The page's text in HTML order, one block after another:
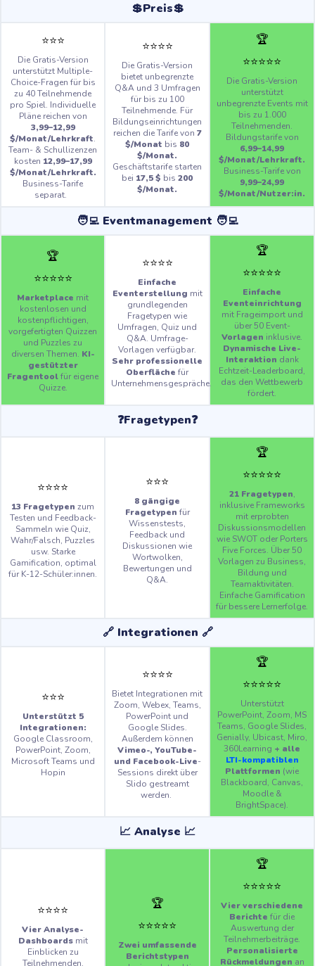
💲Preis💲
⭐️⭐️⭐️
Die Gratis-Version
unterstützt Multiple-
Choice-Fragen für bis
zu 40 Teilnehmende
pro Spiel. Individuelle
Pläne reichen von
3,99–12,99
$/Monat/Lehrkraft.
Team- & Schullizenzen
kosten 12,99–17,99
$/Monat/Lehrkraft.
Business-Tarife
separat.
⭐️⭐️⭐️⭐️
Die Gratis-Version
bietet unbegrenzte
Q&A und 3 Umfragen
für bis zu 100
Teilnehmende. Für
Bildungseinrichtungen
reichen die Tarife von 7
$/Monat bis 80
$/Monat.
Geschäftstarife starten
bei 17,5 $ bis 200
$/Monat.
🏆
⭐️⭐️⭐️⭐️⭐️
Die Gratis-Version
unterstützt
unbegrenzte Events mit
bis zu 1.000
Teilnehmenden.
Bildungstarife von
6,99–14,99
$/Monat/Lehrkraft.
Business-Tarife von
9,99–24,99
$/Monat/Nutzer:in.
🧑‍💻 Eventmanagement 🧑‍💻
🏆
⭐️⭐️⭐️⭐️⭐️
Marketplace mit
kostenlosen und
kostenpflichtigen,
vorgefertigten Quizzen
und Puzzles zu
diversen Themen. KI-
gestützter
Fragentoolfür eigene
Quizze.
⭐️⭐️⭐️⭐️
Einfache
Eventerstellung mit
grundlegenden
Fragetypen wie
Umfragen, Quiz und
Q&A. Umfrage-
Vorlagen verfügbar.
Sehr professionelle
Oberfläche für
Unternehmensgespräche.
🏆
⭐️⭐️⭐️⭐️⭐️
Einfache
Eventeinrichtung
mit Frageimport und
über 50 Event-
Vorlagen inklusive.
Dynamische Live-
Interaktion dank
Echtzeit-Leaderboard,
das den Wettbewerb
fördert.
❓Fragetypen❓
⭐️⭐️⭐️⭐️
13 Fragetypen zum
Testen und Feedback-
Sammeln wie Quiz,
Wahr/Falsch, Puzzles
usw. Starke
Gamification, optimal
für K-12-Schüler:innen.
⭐️⭐️⭐️
8 gängige
Fragetypen für
Wissenstests,
Feedback und
Diskussionen wie
Wortwolken,
Bewertungen und
Q&A.
🏆
⭐️⭐️⭐️⭐️⭐️
21 Fragetypen,
inklusive Frameworks
mit erprobten
Diskussionsmodellen
wie SWOT oder Porters
Five Forces. Über 50
Vorlagen zu Business,
Bildung und
Teamaktivitäten.
Einfache Gamification
für bessere Lernerfolge.
🔗 Integrationen 🔗
⭐️⭐️⭐️
Unterstützt 5
Integrationen:
Google Classroom,
PowerPoint, Zoom,
Microsoft Teams und
Hopin
⭐️⭐️⭐️⭐️
Bietet Integrationen mit
Zoom, Webex, Teams,
PowerPoint und
Google Slides.
Außerdem können
Vimeo-, YouTube-
und Facebook-Live-
Sessions direkt über
Slido gestreamt
werden.
🏆
⭐️⭐️⭐️⭐️⭐️
Unterstützt
PowerPoint, Zoom, MS
Teams, Google Slides,
Genially, Ubicast, Miro,
360Learning + alle
LTI-kompatiblen
Plattformen (wie
Blackboard, Canvas,
Moodle &
BrightSpace).
📈 Analyse 📈
⭐️⭐️⭐️⭐️
Vier Analyse-
Dashboardsmit
Einblicken zu
Teilnehmenden,
🏆
⭐️⭐️⭐️⭐️⭐️
Zwei umfassende
Berichtstypen
🏆
⭐️⭐️⭐️⭐️⭐️
Vier verschiedene
Berichte für die
Auswertung der
Teilnehmerbeiträge.
Personalisierte
Rückmeldungen an